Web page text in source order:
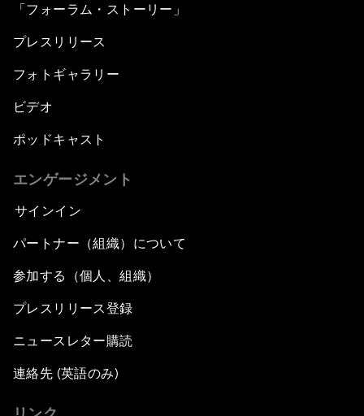
「フォーラム・ストーリー」
プレスリリース
フォトギャラリー
ビデオ
ポッドキャスト
エンゲージメント
サインイン
パートナー（組織）について
参加する（個人、組織）
プレスリリース登録
ニュースレター購読
連絡先 (英語のみ)